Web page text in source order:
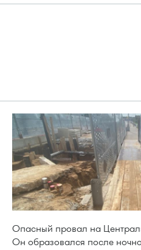
Опасный провал на
Он образовался после